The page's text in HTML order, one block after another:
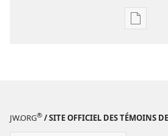
Options
LA
JW.ORG® / SITE OFFICIEL DES TÉMOINS